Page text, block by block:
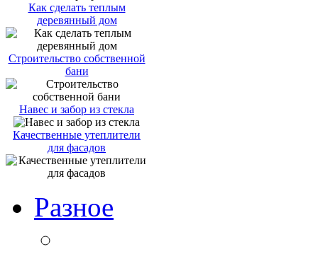
Как сделать теплым
деревянный дом
Строительство собственной
бани
Навес и забор из стекла
Качественные утеплители
для фасадов
Разное